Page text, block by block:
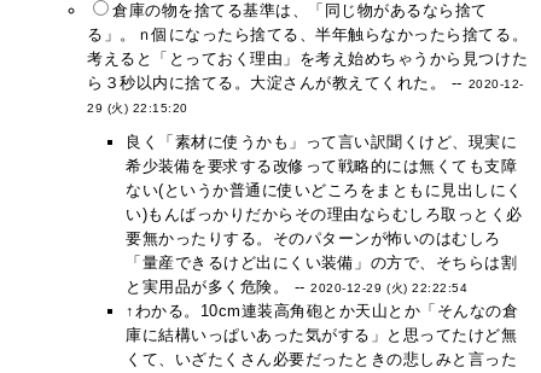
倉庫の物を捨てる基準は、「同じ物があるなら捨て
る」。ｎ個になったら捨てる、半年触らなかったら捨てる。
考えると「とっておく理由」を考え始めちゃうから見つけた
ら３秒以内に捨てる。大淀さんが教えてくれた。 -- 2020-12-
29 (火) 22:15:20
良く「素材に使うかも」って言い訳聞くけど、現実に
希少装備を要求する改修って戦略的には無くても支障
ない(というか普通に使いどころをまともに見出しにく
い)もんばっかりだからその理由ならむしろ取っとく必
要無かったりする。そのパターンが怖いのはむしろ
「量産できるけど出にくい装備」の方で、そちらは割
と実用品が多く危険。 --2020-12-29 (火) 22:22:54
↑わかる。10cm連装高角砲とか天山とか「そんなの倉
庫に結構いっぱいあった気がする」と思ってたけど無
くて、いざたくさん必要だったときの悲しみと言った